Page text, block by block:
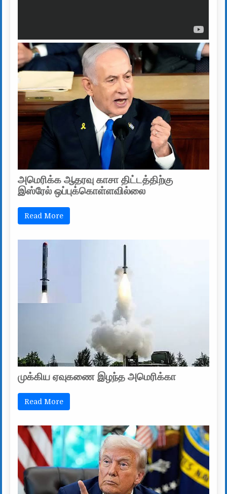
அமெரிக்க ஆதரவு காசா திட்டத்திற்கு
இஸ்ரேல் ஒப்புக்கொள்ளவில்லை
Read More
முக்கிய ஏவுகணை இழந்த அமெரிக்கா
Read More